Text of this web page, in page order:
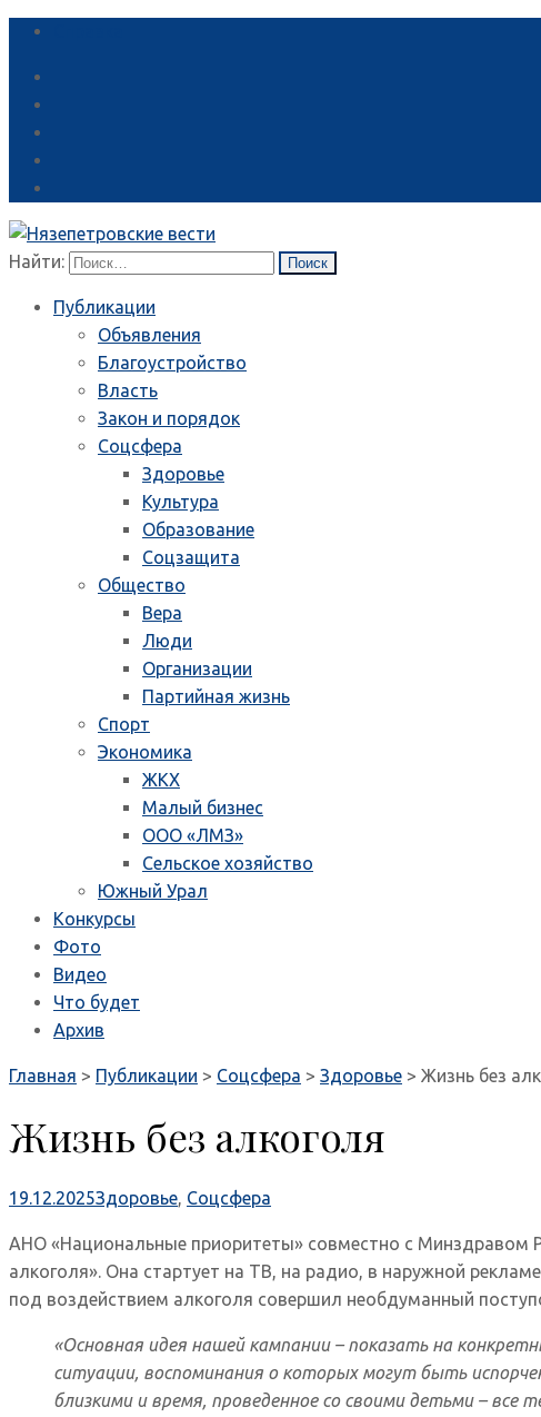
Найти:
Публикации
Объявления
Благоустройство
Власть
Закон и порядок
Соцсфера
Здоровье
Культура
Образование
Соцзащита
Общество
Вера
Люди
Организации
Партийная жизнь
Спорт
Экономика
ЖКХ
Малый бизнес
ООО «ЛМЗ»
Сельское хозяйство
Южный Урал
Конкурсы
Фото
Видео
Что будет
Архив
Главная > Публикации > Соцсфера > Здоровье > Жизнь без
Жизнь без алкоголя
19.12.2025Здоровье, Соцсфера
АНО «Национальные приоритеты» совместно с Минздравом
алкоголя». Она стартует на ТВ, на радио, в наружной
под воздействием алкоголя совершил необдуманный
«Основная идея нашей кампании – показать на
ситуации, воспоминания о которых могут быть
близкими и время, проведенное со своими детьми –